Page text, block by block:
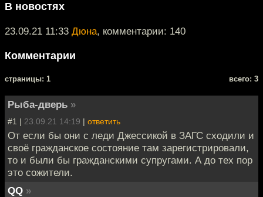
В новостях
23.09.21 11:33 Дюна, комментарии: 140
Комментарии
cтраницы: 1 всего: 3
Рыба-дверь »
#1 | 23.09.21 14:19 | ответить
От если бы они с леди Джессикой в ЗАГС сходили и
своё гражданское состояние там зарегистрировали,
то и были бы гражданскими супругами. А до тех пор
это сожители.
QQ »